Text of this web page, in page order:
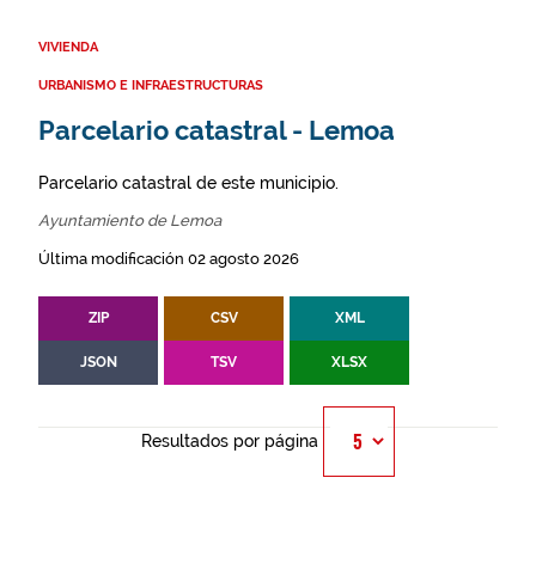
VIVIENDA
URBANISMO E INFRAESTRUCTURAS
Parcelario catastral - Lemoa
Parcelario catastral de este municipio.
Ayuntamiento de Lemoa
Última modificación 02 agosto 2026
ZIP CSV XML
JSON TSV XLSX
Resultados por página